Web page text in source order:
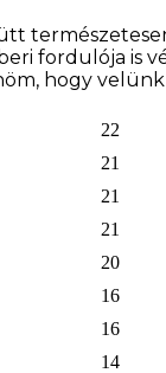
fordulója is
hogy
22
21
21
21
20
16
16
14